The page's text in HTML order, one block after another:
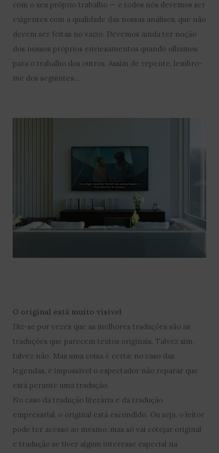
com o seu próprio trabalho — e todos nós devemos ser
exigentes com a qualidade das nossas análises, que não
devem ser feitas no vazio. Devemos ainda ter noção
dos nossos próprios enviesamentos quando olhamos
para o trabalho dos outros. Assim de repente, lembro-
me dos seguintes…
O original está muito visível
Diz-se por vezes que as melhores traduções são as
traduções que parecem textos originais. Talvez sim,
talvez não. Mas uma coisa é certa: no caso das
legendas, é impossível o espectador não reparar que
está perante uma tradução.
No caso da tradução literária e da tradução
empresarial, o original está escondido. Ou seja, o leitor
pode ter acesso ao mesmo, mas só vai cotejar original
e tradução se tiver algum interesse especial na